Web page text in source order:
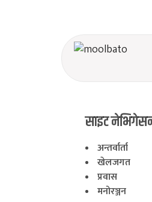
साइट
अन्तर्वार्ता
खेलजगत
प्रवास
मनोरञ्जन